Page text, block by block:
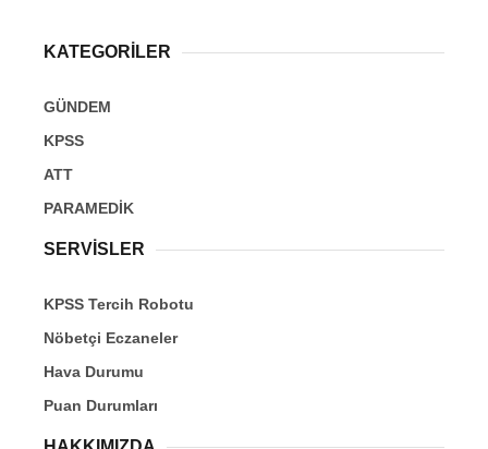
KATEGORİLER
GÜNDEM
KPSS
ATT
PARAMEDİK
SERVİSLER
KPSS Tercih Robotu
Nöbetçi Eczaneler
Hava Durumu
Puan Durumları